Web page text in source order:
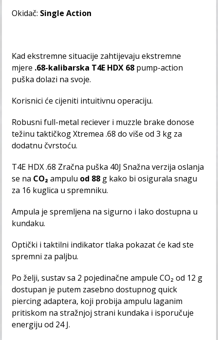
Okidač: Single Action
Kad ekstremne situacije zahtijevaju ekstremne
mjere .68-kalibarska T4E HDX 68 pump-action
puška dolazi na svoje.
Korisnici će cijeniti intuitivnu operaciju.
Robusni full-metal reciever i muzzle brake donose
težinu taktičkog Xtremea .68 do više od 3 kg za
dodatnu čvrstoću.
T4E HDX .68 Zračna puška 40J Snažna verzija oslanja
se na CO₂ampulu od 88 g kako bi osigurala snagu
za 16 kuglica u spremniku.
Ampula je spremljena na sigurno i lako dostupna u
kundaku.
Optički i taktilni indikator tlaka pokazat će kad ste
spremni za paljbu.
Po želji, sustav sa 2 pojedinačne ampule CO₂ od 12 g
dostupan je putem zasebno dostupnog quick
piercingadaptera, koji probija ampulu laganim
pritiskom na stražnjoj strani kundaka i isporučuje
energiju od 24 J.